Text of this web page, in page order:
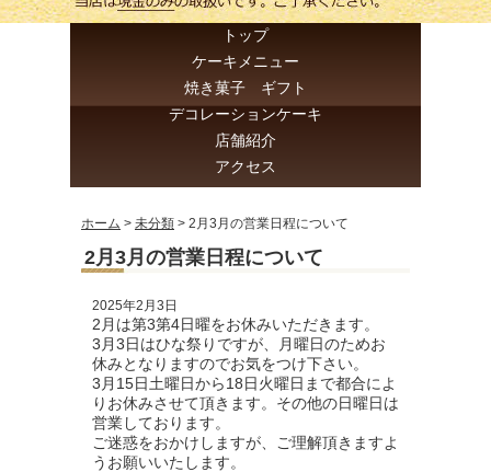
トップ
ケーキメニュー
焼き菓子 ギフト
デコレーションケーキ
店舗紹介
アクセス
ホーム > 未分類 > 2月3月の営業日程について
2月3月の営業日程について
2025年2月3日
2月は第3第4日曜をお休みいただきます。
3月3日はひな祭りですが、月曜日のためお
休みとなりますのでお気をつけ下さい。
3月15日土曜日から18日火曜日まで都合によ
りお休みさせて頂きます。その他の日曜日は
営業しております。
ご迷惑をおかけしますが、ご理解頂きますよ
うお願いいたします。